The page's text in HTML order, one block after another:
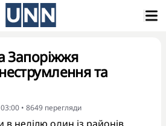
Запоріжжя
та
• 8649 перегляди